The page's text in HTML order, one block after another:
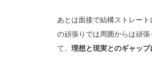
あとは面接で結構ストレー
の頑張りでは周囲からは頑
て、 理想と現実とのギャップ